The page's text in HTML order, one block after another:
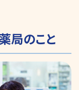
局のこと